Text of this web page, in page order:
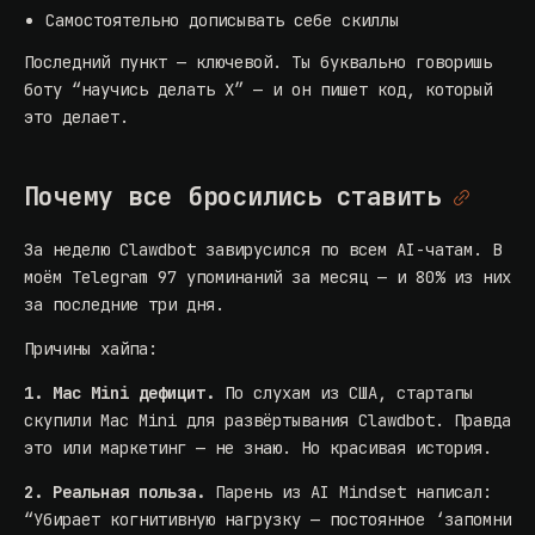
Самостоятельно дописывать себе скиллы
Последний пункт — ключевой. Ты буквально говоришь
боту “научись делать X” — и он пишет код, который
это делает.
Почему все бросились ставить
За неделю Clawdbot завирусился по всем AI-чатам. В
моём Telegram 97 упоминаний за месяц — и 80% из них
за последние три дня.
Причины хайпа:
1. Mac Mini дефицит.
По слухам из США, стартапы
скупили Mac Mini для развёртывания Clawdbot. Правда
это или маркетинг — не знаю. Но красивая история.
2. Реальная польза.
Парень из AI Mindset написал:
“Убирает когнитивную нагрузку — постоянное ‘запомни